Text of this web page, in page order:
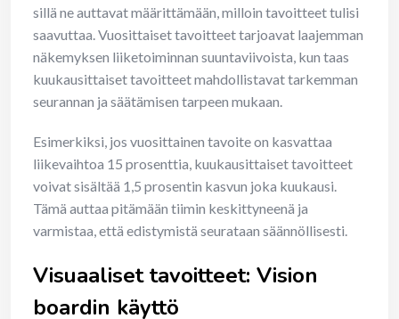
sillä ne auttavat määrittämään, milloin tavoitteet tulisi
saavuttaa. Vuosittaiset tavoitteet tarjoavat laajemman
näkemyksen liiketoiminnan suuntaviivoista, kun taas
kuukausittaiset tavoitteet mahdollistavat tarkemman
seurannan ja säätämisen tarpeen mukaan.
Esimerkiksi, jos vuosittainen tavoite on kasvattaa
liikevaihtoa 15 prosenttia, kuukausittaiset tavoitteet
voivat sisältää 1,5 prosentin kasvun joka kuukausi.
Tämä auttaa pitämään tiimin keskittyneenä ja
varmistaa, että edistymistä seurataan säännöllisesti.
Visuaaliset tavoitteet: Vision
boardin käyttö